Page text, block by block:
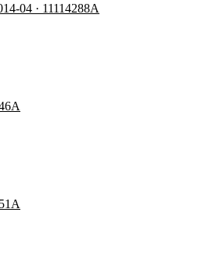
04 · 11114288A